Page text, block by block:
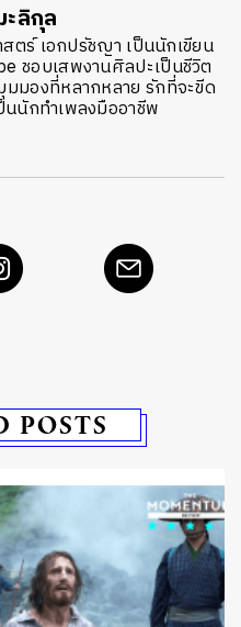
ลิกุล
ร์ เอกปรัชญา เป็นนักเขียน
ชอบเสพงานศิลปะเป็นชีวิต
มมองที่หลากหลาย รักที่จะขีด
นนักทำเพลงมืออาชีพ
POSTS